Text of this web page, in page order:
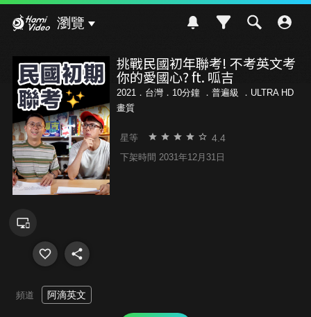
瀏覽
挑戰民國初年聯考! 不考英文考
你的愛國心? ft. 呱吉
2021．台灣．10分鐘 ． 普遍級
．ULTRA HD
畫質
星等 4.4
下架時間 2031年12月31日
頻道 阿滴英文